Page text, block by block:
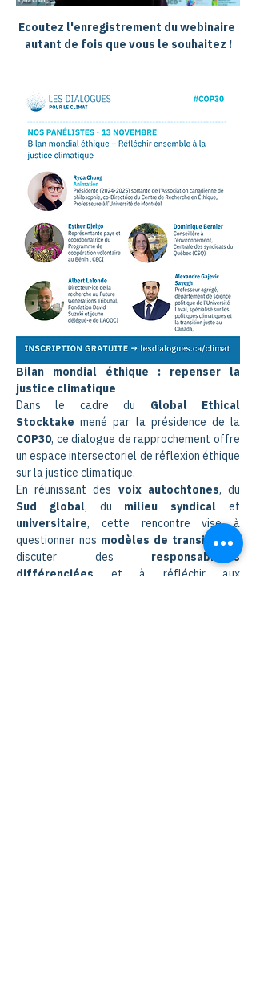
Ecoutez l'enregistrement du webinaire
autant de fois que vous le souhaitez !
Bilan mondial éthique : repenser la
justice climatique
Dans le cadre du Global Ethical
Stocktake
COP30, ce dialogue de rapprochement offre
un espace intersectoriel de réflexion éthique
sur la justice climatique.
En réunissant des voix autochtones
Sud global, du milieu syndical
universitaire, cette rencontre vise à
questionner nos modèles de transition, à
discuter des responsabilités
différenciées